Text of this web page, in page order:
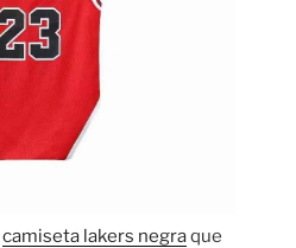
camiseta lakers negraque